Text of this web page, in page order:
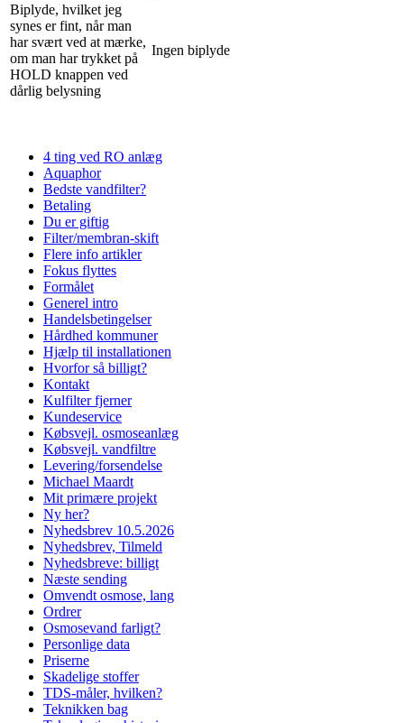
Biplyde, hvilket jeg
synes er fint, når man
har svært ved at mærke,
om man har trykket på
HOLD knappen ved
dårlig belysning
Ingen biplyde
4 ting ved RO anlæg
Aquaphor
Bedste vandfilter?
Betaling
Du er giftig
Filter/membran-skift
Flere info artikler
Fokus flyttes
Formålet
Generel intro
Handelsbetingelser
Hårdhed kommuner
Hjælp til installationen
Hvorfor så billigt?
Kontakt
Kulfilter fjerner
Kundeservice
Købsvejl. osmoseanlæg
Købsvejl. vandfiltre
Levering/forsendelse
Michael Maardt
Mit primære projekt
Ny her?
Nyhedsbrev 10.5.2026
Nyhedsbrev, Tilmeld
Nyhedsbreve: billigt
Næste sending
Omvendt osmose, lang
Ordrer
Osmosevand farligt?
Personlige data
Priserne
Skadelige stoffer
TDS-måler, hvilken?
Teknikken bag